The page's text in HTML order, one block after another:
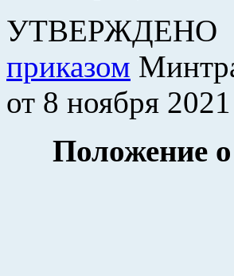
УТВЕРЖДЕНО
приказом
от 8 ноября
Положение